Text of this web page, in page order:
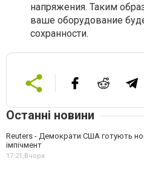
напряжения. Таким
ваше оборудование
сохранности.
Останні новини
Reuters - Демократи США готують
імпічмент
17:21,Вчора